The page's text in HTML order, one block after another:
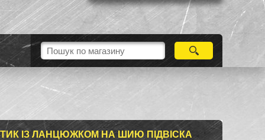
ІЗ ЛАНЦЮЖКОМ НА ШИЮ ПІДВІСКА